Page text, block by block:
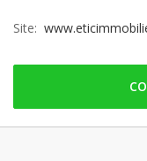
Site: